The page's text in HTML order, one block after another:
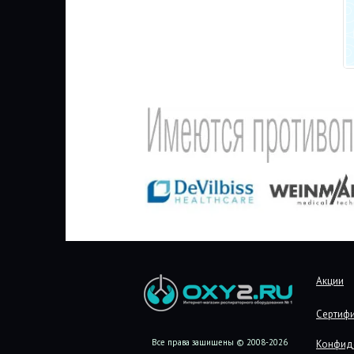
Все права защищены © 2008-2026
Акции